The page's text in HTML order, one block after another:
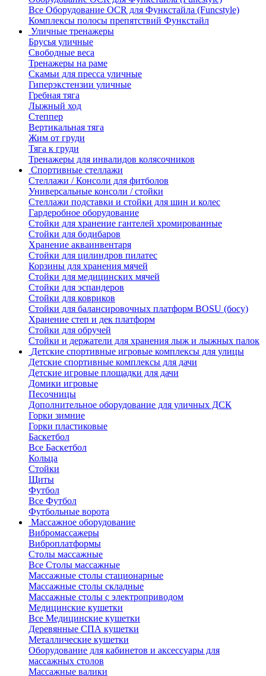
Все Оборудование OCR для Функстайла (Funcstyle)
Комплексы полосы препятствий Функстайл
Уличные тренажеры
Брусья уличные
Свободные веса
Тренажеры на раме
Скамьи для пресса уличные
Гиперэкстензии уличные
Гребная тяга
Лыжный ход
Степпер
Вертикальная тяга
Жим от груди
Тяга к груди
Тренажеры для инвалидов колясочников
Спортивные стеллажи
Стеллажи / Консоли для фитболов
Универсальные консоли / стойки
Стеллажи подставки и стойки для шин и колес
Гардеробное оборудование
Стойки для хранение гантелей хромированные
Стойки для бодибаров
Хранение акваинвентаря
Стойки для цилиндров пилатес
Корзины для хранения мячей
Стойки для медицинских мячей
Стойки для эспандеров
Стойки для ковриков
Стойки для балансировочных платформ BOSU (босу)
Хранение степ и дек платформ
Стойки для обручей
Стойки и держатели для хранения лыж и лыжных палок
Детские спортивные игровые комплексы для улицы
Детские спортивные комплексы для дачи
Детские игровые площадки для дачи
Домики игровые
Песочницы
Дополнительное оборудование для уличных ДСК
Горки зимние
Горки пластиковые
Баскетбол
Все Баскетбол
Кольца
Стойки
Щиты
Футбол
Все Футбол
Футбольные ворота
Массажное оборудование
Вибромассажеры
Виброплатформы
Столы массажные
Все Столы массажные
Массажные столы стационарные
Массажные столы складные
Массажные столы с электроприводом
Медицинские кушетки
Все Медицинские кушетки
Деревянные СПА кушетки
Металлические кушетки
Оборудование для кабинетов и аксессуары для
массажных столов
Массажные валики